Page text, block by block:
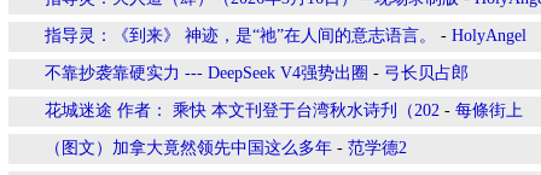
指导灵：《到来》 神迹，是“祂”在人间的意志语言。 - HolyAngel
不靠抄袭靠硬实力 --- DeepSeek V4强势出圈 - 弓长贝占郎
花城迷途 作者： 乘快 本文刊登于台湾秋水诗刋（202 - 每條街上
（图文）加拿大竟然领先中国这么多年 - 范学德2